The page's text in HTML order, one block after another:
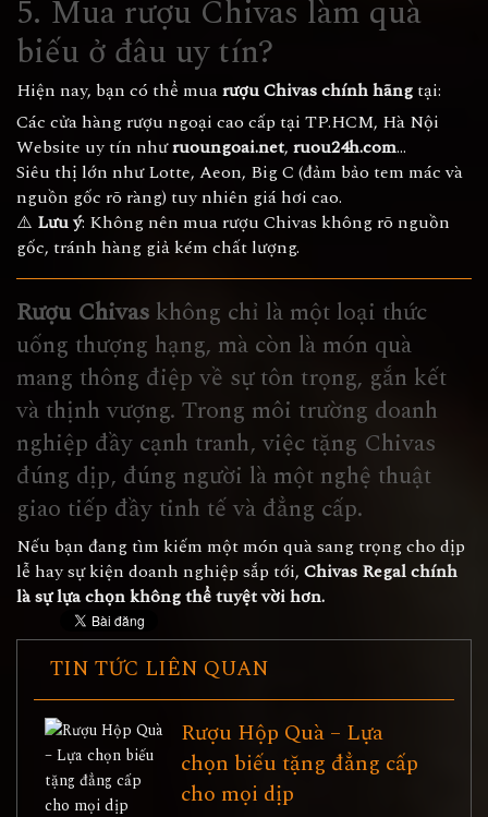
5. Mua rượu Chivas làm quà
biếu ở đâu uy tín?
Hiện nay, bạn có thể muarượu Chivas chính hãngtại:
Các cửa hàng rượu ngoại cao cấp tại TP.HCM, Hà Nội
Website uy tín nhưruoungoai.net, ruou24h.com…
Siêu thị lớn như Lotte, Aeon, Big C (đảm bảo tem mác và
nguồn gốc rõ ràng) tuy nhiên giá hơi cao.
⚠️ Lưu ý: Không nên mua rượu Chivas không rõ nguồn
gốc, tránh hàng giả kém chất lượng.
Rượu Chivas không chỉ là một loại thức
uống thượng hạng, mà còn là món quà
mang thông điệp về sự tôn trọng, gắn kết
và thịnh vượng. Trong môi trường doanh
nghiệp đầy cạnh tranh, việc tặng Chivas
đúng dịp, đúng người là một nghệ thuật
giao tiếp đầy tinh tế và đẳng cấp.
Nếu bạn đang tìm kiếm một món quà sang trọng cho dịp
lễ hay sự kiện doanh nghiệp sắp tới, Chivas Regal chính
là sự lựa chọn không thể tuyệt vời hơn.
TIN TỨC LIÊN QUAN
Rượu Hộp Quà – Lựa
chọn biếu tặng đẳng cấp
cho mọi dịp